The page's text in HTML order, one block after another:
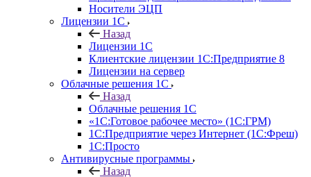
Носители ЭЦП
Лицензии 1С
Назад
Лицензии 1С
Клиентские лицензии 1С:Предприятие 8
Лицензии на сервер
Облачные решения 1С
Назад
Облачные решения 1С
«1C:Готовое рабочее место» (1С:ГРМ)
1С:Предприятие через Интернет (1С:Фреш)
1С:Просто
Антивирусные программы
Назад